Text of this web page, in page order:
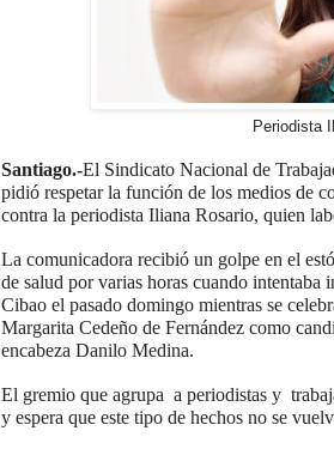
Periodista
Santiago.-El Sindicato Nacional de
pidió respetar la función de los medios de
contra la periodista Iliana Rosario, quien
La comunicadora recibió un golpe en el
de salud por varias horas cuando intentaba
Cibao el pasado domingo mientras se
Margarita Cedeño de Fernández como
encabeza Danilo Medina.
El gremio que agrupa a periodistas y
y espera que este tipo de hechos no se